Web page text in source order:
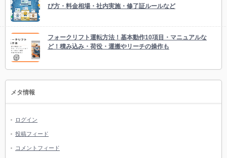
び方・料金相場・社内実施・修了証ルールなど
フォークリフト運転方法！基本動作10項目・マニュアルな
ど！積み込み・荷役・運搬やリーチの操作も
メタ情報
ログイン
投稿フィード
コメントフィード